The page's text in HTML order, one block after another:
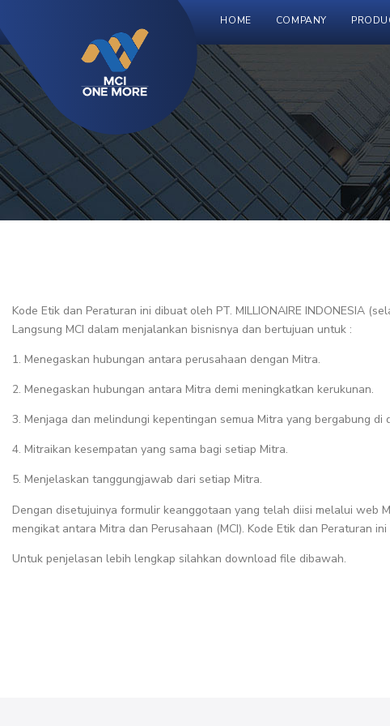
HOME COMPANY
Kode Etik dan Peraturan ini dibuat oleh PT. MILLIONAIRE INDONESIA
Langsung MCI dalam menjalankan bisnisnya dan bertujuan untuk :
1. Menegaskan hubungan antara perusahaan dengan Mitra.
2. Menegaskan hubungan antara Mitra demi meningkatkan kerukunan.
3. Menjaga dan melindungi kepentingan semua Mitra yang bergabung di
4. Mitraikan kesempatan yang sama bagi setiap Mitra.
5. Menjelaskan tanggungjawab dari setiap Mitra.
Dengan disetujuinya formulir keanggotaan yang telah diisi melalui web
mengikat antara Mitra dan Perusahaan (MCI). Kode Etik dan Peraturan
Untuk penjelasan lebih lengkap silahkan download file dibawah.